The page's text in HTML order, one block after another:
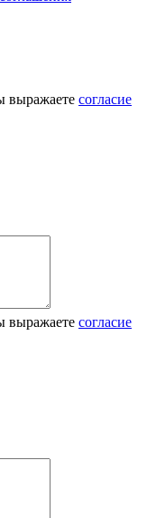
выражаете согласие
выражаете согласие